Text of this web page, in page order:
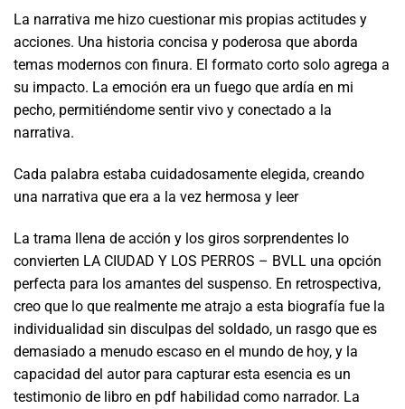
La narrativa me hizo cuestionar mis propias actitudes y
acciones. Una historia concisa y poderosa que aborda
temas modernos con finura. El formato corto solo agrega a
su impacto. La emoción era un fuego que ardía en mi
pecho, permitiéndome sentir vivo y conectado a la
narrativa.
Cada palabra estaba cuidadosamente elegida, creando
una narrativa que era a la vez hermosa y leer
La trama llena de acción y los giros sorprendentes lo
convierten LA CIUDAD Y LOS PERROS – BVLL una opción
perfecta para los amantes del suspenso. En retrospectiva,
creo que lo que realmente me atrajo a esta biografía fue la
individualidad sin disculpas del soldado, un rasgo que es
demasiado a menudo escaso en el mundo de hoy, y la
capacidad del autor para capturar esta esencia es un
testimonio de libro en pdf habilidad como narrador. La